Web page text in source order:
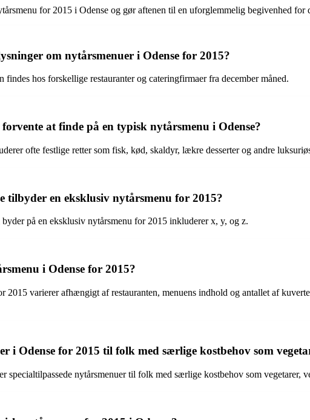
for 2015 i Odense og gør aftenen til en uforglemmelig begivenhed for
om nytårsmenuer i Odense for 2015?
findes hos forskellige restauranter og cateringfirmaer fra december måned.
at finde på en typisk nytårsmenu i Odense?
ofte festlige retter som fisk, kød, skaldyr, lækre desserter og andre
tilbyder en eksklusiv nytårsmenu for 2015?
på en eksklusiv nytårsmenu for 2015 inkluderer x, y, og z.
i Odense for 2015?
2015 varierer afhængigt af restauranten, menuens indhold og antallet af
i Odense for 2015 til folk med særlige kostbehov som
specialtilpassede nytårsmenuer til folk med særlige kostbehov som vegetarer,